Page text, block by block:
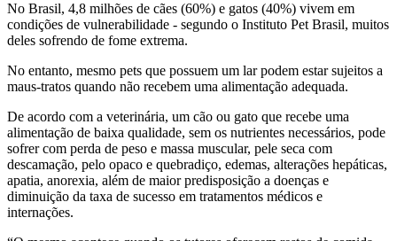
No Brasil, 4,8 milhões de cães (60%) e gatos (40%) vivem em
condições de vulnerabilidade - segundo o Instituto Pet Brasil, muitos
deles sofrendo de fome extrema.
No entanto, mesmo pets que possuem um lar podem estar sujeitos a
maus-tratos quando não recebem uma alimentação adequada.
De acordo com a veterinária, um cão ou gato que recebe uma
alimentação de baixa qualidade, sem os nutrientes necessários, pode
sofrer com perda de peso e massa muscular, pele seca com
descamação, pelo opaco e quebradiço, edemas, alterações hepáticas,
apatia, anorexia, além de maior predisposição a doenças e
diminuição da taxa de sucesso em tratamentos médicos e
internações.